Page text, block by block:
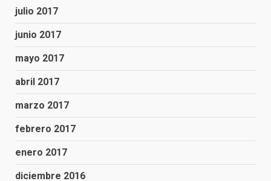
julio 2017
junio 2017
mayo 2017
abril 2017
marzo 2017
febrero 2017
enero 2017
diciembre 2016